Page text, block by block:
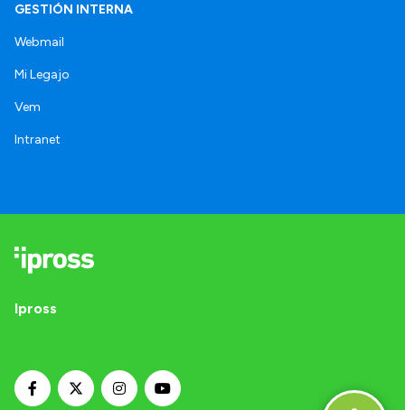
GESTIÓN INTERNA
Webmail
Mi Legajo
Vem
Intranet
Ipross